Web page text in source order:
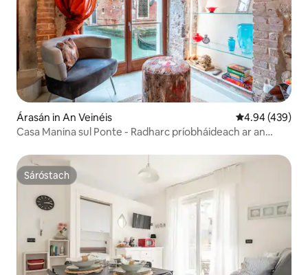
Árasán in An Veinéis Meánrátáil
4.94 (439)
Casa Manina sul Ponte - Radharc príobháideach ar an
Sáróstach
Sáróstach